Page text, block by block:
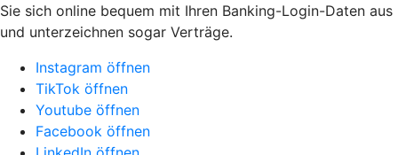
Sie sich online bequem mit Ihren Banking-Login-Daten aus
und unterzeichnen sogar Verträge.
Instagram öffnen
TikTok öffnen
Youtube öffnen
Facebook öffnen